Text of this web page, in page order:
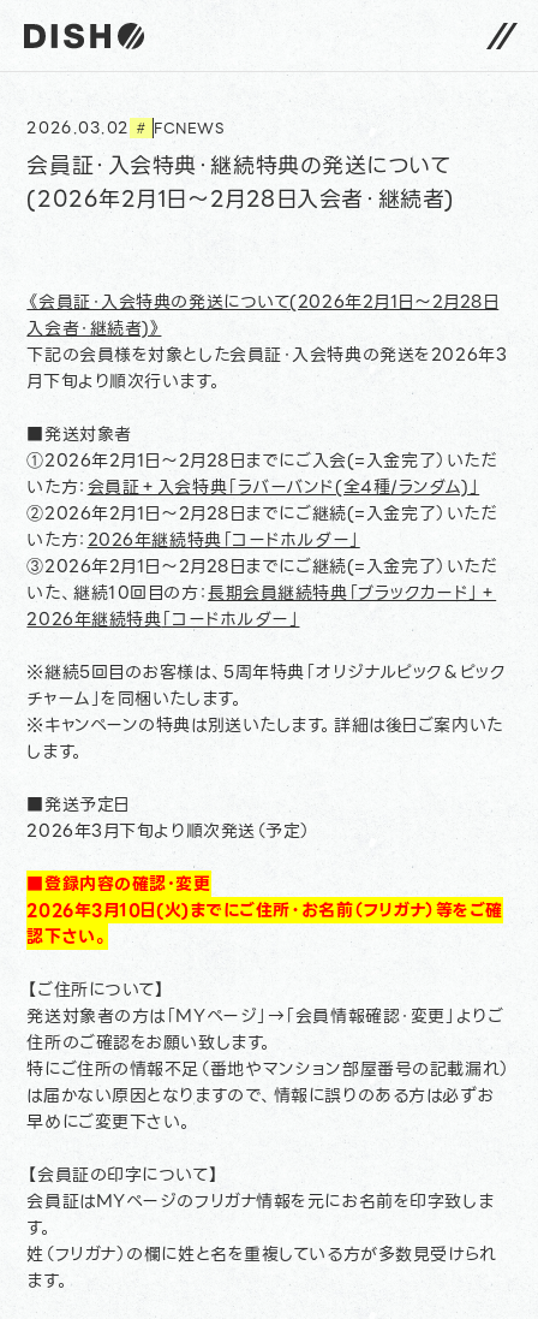
DISH// サイトトップへ
2026.03.02 # FCNEWS
会員証・入会特典・継続特典の発送について
(2026年2月1日〜2月28日入会者・継続者)
《会員証・入会特典の発送について(2026年2月1日〜2月28日
入会者・継続者)》
下記の会員様を対象とした会員証・入会特典の発送を2026年3
月下旬より順次行います。
■発送対象者
①2026年2月1日〜2月28日までにご入会(=入金完了）いただ
いた方：会員証＋入会特典「ラバーバンド(全4種/ランダム)」
②2026年2月1日〜2月28日までにご継続(=入金完了）いただ
いた方： 2026年継続特典「コードホルダー」
③2026年2月1日〜2月28日までにご継続(=入金完了）いただ
いた、継続10回目の方：長期会員継続特典「ブラックカード」＋
2026年継続特典「コードホルダー」
※継続5回目のお客様は、5周年特典「オリジナルピック＆ピック
チャーム」を同梱いたします。
※キャンペーンの特典は別送いたします。詳細は後日ご案内いた
します。
■発送予定日
2026年3月下旬より順次発送（予定）
■登録内容の確認･変更
2026年3月10日(火)までにご住所・お名前（フリガナ）等をご確
認下さい。
【ご住所について】
発送対象者の方は「MYページ」→「会員情報確認・変更」よりご
住所のご確認をお願い致します。
特にご住所の情報不足（番地やマンション部屋番号の記載漏れ）
は届かない原因となりますので、情報に誤りのある方は必ずお
早めにご変更下さい。
【会員証の印字について】
会員証はMYページのフリガナ情報を元にお名前を印字致しま
す。
姓（フリガナ）の欄に姓と名を重複している方が多数見受けられ
ます。